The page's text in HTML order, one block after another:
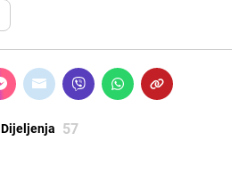
Dijeljenja 57